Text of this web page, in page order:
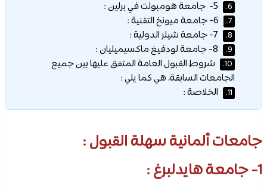
6.
7.
8.
9.
10.
شروط القبول العامة المتفق عليها بين جميع
الجامعات السابقة، هي كما يلي :
11. الخلاصة :
جامعات ألمانية سهلة القبول :
1- جامعة هايدلبرغ :